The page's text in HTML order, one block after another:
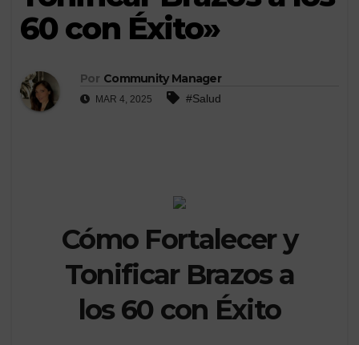
60 con Éxito»
Por Community Manager
MAR 4, 2025 #Salud
Cómo Fortalecer y
Tonificar Brazos a
los 60 con Éxito